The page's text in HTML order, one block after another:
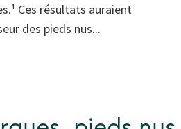
Ces résultats auraient
des pieds nus...